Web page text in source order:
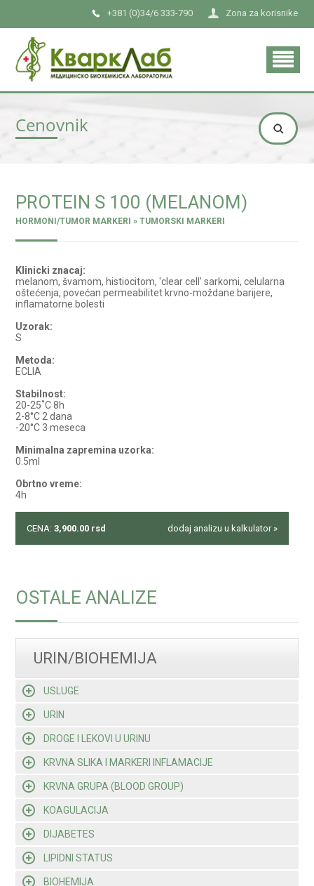
Zona za korisnike
+381 (0)34/6 333-790
Cenovnik
PROTEIN S 100 (MELANOM)
HORMONI/TUMOR MARKERI » TUMORSKI MARKERI
Klinicki znacaj:
melanom, švamom, histiocitom, 'clear cell' sarkomi, celularna
oštećenja, povećan permeabilitet krvno-moždane barijere,
inflamatorne bolesti
Uzorak:
S
Metoda:
ECLIA
Stabilnost:
20-25˚C 8h
2-8°C 2 dana
-20°C 3 meseca
Minimalna zapremina uzorka:
0.5ml
Obrtno vreme:
4h
CENA: 3,900.00 rsd dodaj analizu u kalkulator »
OSTALE ANALIZE
URIN/BIOHEMIJA
USLUGE
URIN
DROGE I LEKOVI U URINU
KRVNA SLIKA I MARKERI INFLAMACIJE
KRVNA GRUPA (BLOOD GROUP)
KOAGULACIJA
DIJABETES
LIPIDNI STATUS
BIOHEMIJA